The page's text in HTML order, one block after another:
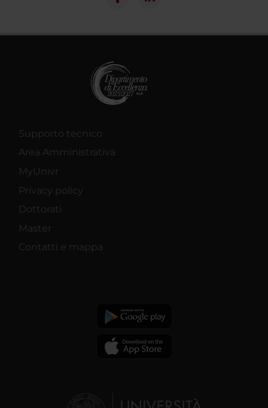
Supporto tecnico
Area Amministrativa
MyUnivr
Privacy policy
Dottorati
Master
Contatti e mappa